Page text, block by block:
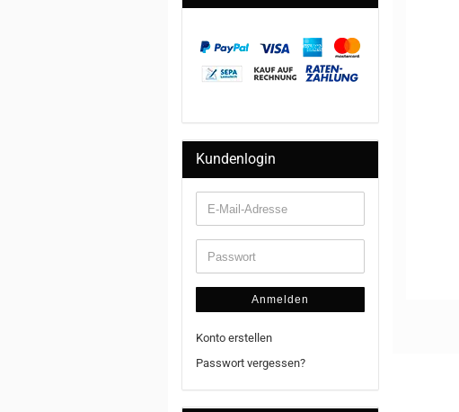
Kundenlogin
Anmelden
Konto erstellen
Passwort vergessen?